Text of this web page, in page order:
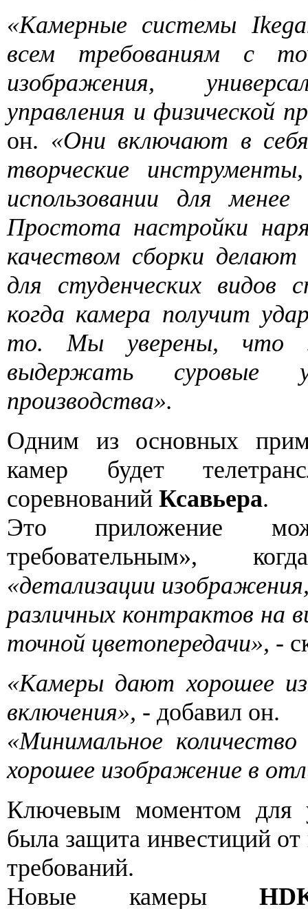
«Камерные системы
всем требованиям с
изображения,
управления и физической
он. «Они включают в
творческие
использовании для
Простота настройки
качеством сборки
для студенческих видов
когда камера получит
то. Мы уверены, что
выдержать суровые
производства».
Одним из основных
камер будет
соревнований Ксавьера.
Это приложение
требовательным»,
«детализации
различных контрактов на
точной цветопередачи», -
«Камеры дают хорошее
включения», - добавил он.
«Минимальное
хорошее изображение в
Ключевым моментом для
была защита инвестиций
требований.
Новые камеры